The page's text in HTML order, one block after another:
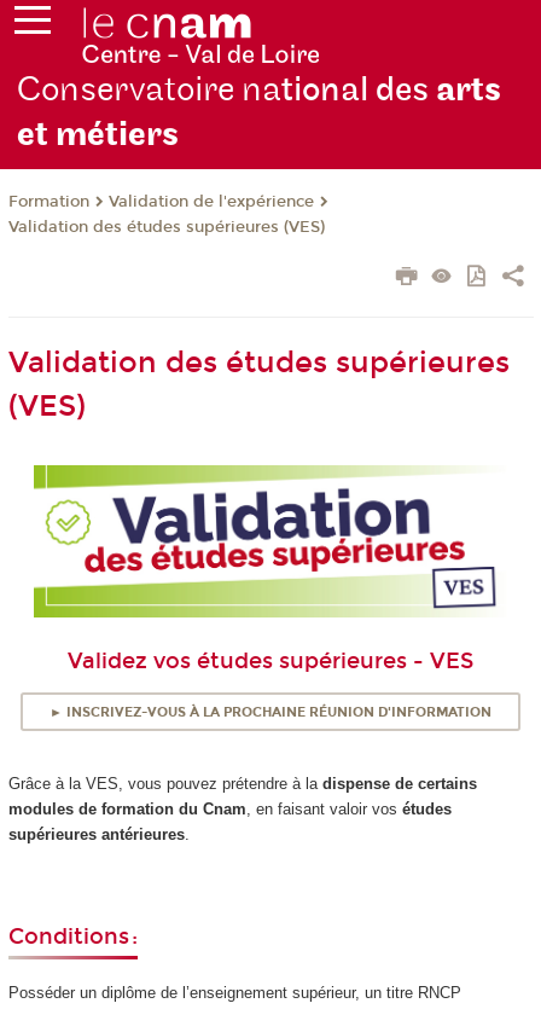
Conservatoire national des arts
et métiers
Formation
Validation de l'expérience
Validation des études supérieures (VES)
Validation des études supérieures
(VES)
Validez vos études supérieures - VES
► INSCRIVEZ-VOUS À LA PROCHAINE RÉUNION D'INFORMATION
Grâce à la VES, vous pouvez prétendre à la dispense de certains
modules de formation du Cnam , en faisant valoir vos études
supérieures antérieures.
Conditions :
Posséder un diplôme de l’enseignement supérieur, un titre RNCP